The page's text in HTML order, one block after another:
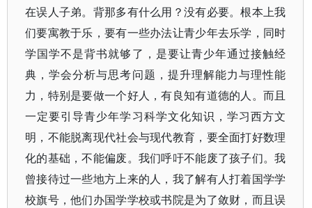
在误人子弟。背那多有什么用？没有必要。根本上我
们要寓教于乐，要有一些办法让青少年去乐学，同时
学国学不是背书就够了，是要让青少年通过接触经
典，学会分析与思考问题，提升理解能力与理性能
力，特别是要做一个好人，有良知有道德的人。而且
一定要引导青少年学习科学文化知识，学习西方文
明，不能脱离现代社会与现代教育，要全面打好数理
化的基础，不能偏废。我们呼吁不能废了孩子们。我
曾接待过一些地方上来的人，我了解有人打着国学学
校旗号，他们办国学学校或书院是为了敛财，而且误